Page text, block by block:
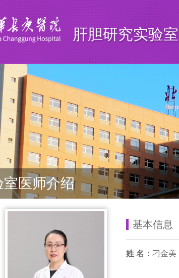
肝胆研究实验室
室医师介绍
基本信息
姓 名： 刁金美